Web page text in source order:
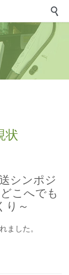

状
シンポジ
こへでも
り～
ました。